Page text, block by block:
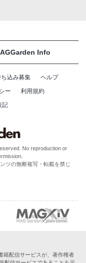
Info
込み募集
ヘルプ
ー
利用規約
記
No reproduction or
ツの無断複写・転載を禁じ
籍配信サービスが、著作権者